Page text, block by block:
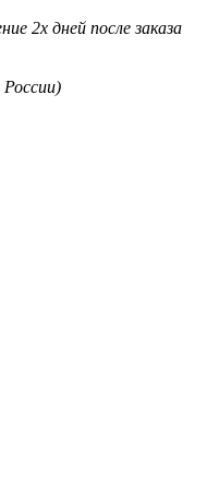
2х дней после заказа